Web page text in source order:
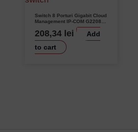
Switch 8 Porturi Gigabit Cloud
Management IP-COM G2208D
IEEE802.3 QVLAN DHCP
Snooping
208,34 lei
Add
to cart